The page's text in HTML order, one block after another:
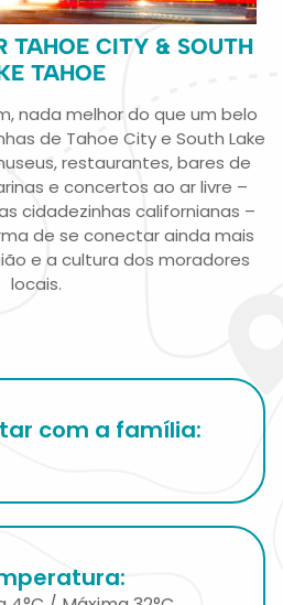
TAHOE CITY & SOUTH
TAHOE
nada melhor do que um belo
de Tahoe City e South Lake
restaurantes, bares de
e concertos ao ar livre –
cidadezinhas californianas –
de se conectar ainda mais
e a cultura dos moradores
locais.
com a família: